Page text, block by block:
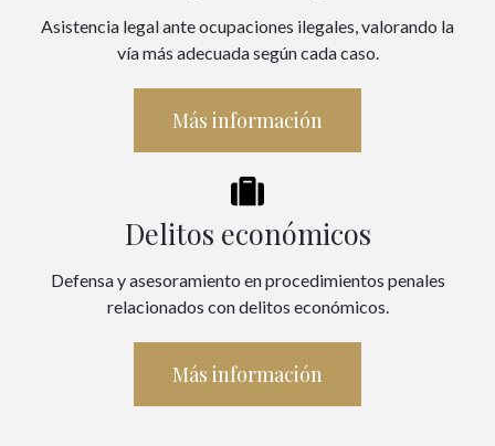
Asistencia legal ante ocupaciones ilegales, valorando la
vía más adecuada según cada caso.
Más información
Delitos económicos
Defensa y asesoramiento en procedimientos penales
relacionados con delitos económicos.
Más información